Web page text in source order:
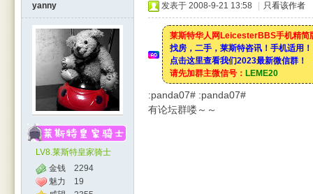
yanny
LV8.莱斯特皇家骑士
金钱
2294
魅力
19
发表于 2008-9-21 13:58 只看该作者
莱斯特华人网LeicesterBBS手机精简
找房，二手，莱斯特咨讯！手机适用！
点击这里查看我们2023最新微信群！
请先加群主微信号： LEME20
:panda07# :panda07#
有论坛群喽～～